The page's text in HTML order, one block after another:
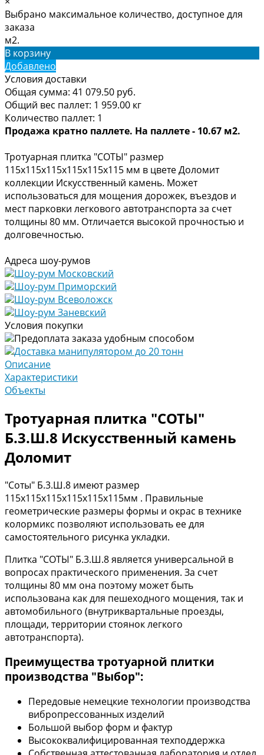
Выбрано максимальное количество, доступное для
заказа
м2.
В корзину
Добавлено
Условия доставки
Общая сумма: 41 079.50 руб.
Общий вес паллет: 1 959.00 кг
Количество паллет: 1
Продажа кратно паллете. На паллете - 10.67 м2.
Тротуарная плитка "СОТЫ" размер
115х115х115х115х115х115 мм в цвете Доломит
коллекции Искусственный камень. Может
использоваться для мощения дорожек, въездов и
мест парковки легкового автотранспорта за счет
толщины 80 мм. Отличается высокой прочностью и
долговечностью.
Адреса шоу-румов
Шоу-рум Московский
Шоу-рум Приморский
Шоу-рум Всеволожск
Шоу-рум Заневский
Условия покупки
Предоплата заказа удобным способом
Доставка манипулятором до 20 тонн
Описание
Характеристики
Объекты
Тротуарная плитка "СОТЫ"
Б.3.Ш.8 Искусственный камень
Доломит
"Соты" Б.3.Ш.8 имеют размер
115х115х115х115х115х115мм . Правильные
геометрические размеры формы и окрас в технике
колормикс позволяют использовать ее для
самостоятельного рисунка укладки.
Плитка "СОТЫ" Б.3.Ш.8 является универсальной в
вопросах практического применения. За счет
толщины 80 мм она поэтому может быть
использована как для пешеходного мощения, так и
автомобильного (внутриквартальные проезды,
площади, территории стоянок легкого
автотранспорта).
Преимущества тротуарной плитки
производства "Выбор":
Передовые немецкие технологии производства
вибропрессованных изделий
Большой выбор форм и фактур
Высококвалифицированная техподдержка